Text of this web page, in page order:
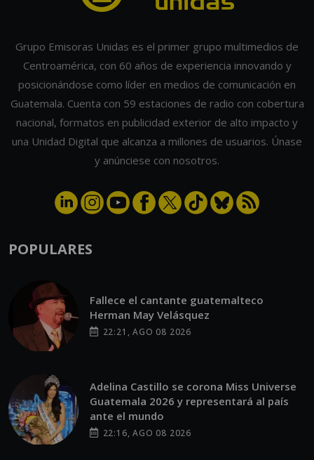
Grupo Emisoras Unidas es el primer grupo multimedios de
Centroamérica, con 60 años de experiencia innovando y
posicionándose como líder en medios de comunicación en
Guatemala. Cuenta con 59 estaciones de radio con cobertura
nacional, formatos en publicidad exterior de alto impacto y
una Unidad Digital que alcanza a millones de usuarios. Únase
y anúnciese con nosotros.
POPULARES
Fallece el cantante guatemalteco
Herman May Velásquez
22:21, AGO 08 2026
Adelina Castillo se corona Miss Universe
Guatemala 2026 y representará al país
ante el mundo
22:16, AGO 08 2026